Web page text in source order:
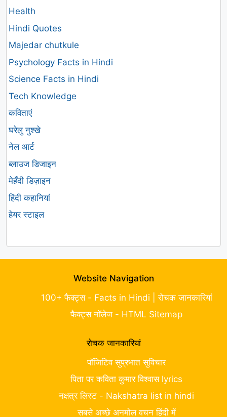
Health
Hindi Quotes
Majedar chutkule
Psychology Facts in Hindi
Science Facts in Hindi
Tech Knowledge
कविताएं
घरेलु नुश्खे
नेल आर्ट
ब्लाउज डिजाइन
मेहँदी डिज़ाइन
हिंदी कहानियां
हेयर स्टाइल
Website Navigation
100+ फैक्ट्स - Facts in Hindi | रोचक जानकारियां
फैक्ट्स नॉलेज - HTML Sitemap
रोचक जानकारियां
पॉजिटिव सुप्रभात सुविचार
पिता पर कविता कुमार विश्वास lyrics
नक्षत्र लिस्ट - Nakshatra list in hindi
सबसे अच्छे अनमोल वचन हिंदी में